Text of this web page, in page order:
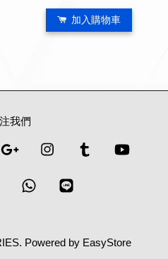
加入購物車
我們
Google Instagram Tumblr
Wechat Whatsapp
Powered by EasyStore